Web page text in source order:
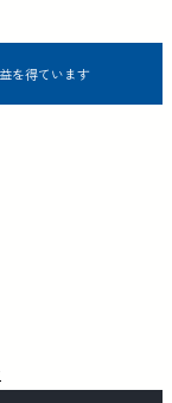
を得ています